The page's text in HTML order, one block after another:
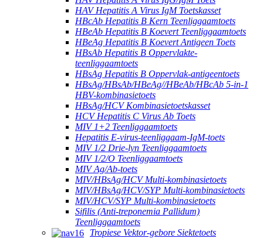
HAV Hepatitis A Virus IgM Toetskasset
HBcAb Hepatitis B Kern Teenliggaamtoets
HBeAb Hepatitis B Koevert Teenliggaamtoets
HBeAg Hepatitis B Koevert Antigeen Toets
HBsAb Hepatitis B Oppervlakte-
teenliggaamtoets
HBsAg Hepatitis B Oppervlak-antigeentoets
HBsAg/HBsAb/HBeAg//HBeAb/HBcAb 5-in-1
HBV-kombinasietoets
HBsAg/HCV Kombinasietoetskasset
HCV Hepatitis C Virus Ab Toets
MIV 1+2 Teenliggaamtoets
Hepatitis E-virus-teenliggaam-IgM-toets
MIV 1/2 Drie-lyn Teenliggaamtoets
MIV 1/2/O Teenliggaamtoets
MIV Ag/Ab-toets
MIV/HBsAg/HCV Multi-kombinasietoets
MIV/HBsAg/HCV/SYP Multi-kombinasietoets
MIV/HCV/SYP Multi-kombinasietoets
Sifilis (Anti-treponemia Pallidum)
Teenliggaamtoets
Tropiese Vektor-gebore Siektetoets